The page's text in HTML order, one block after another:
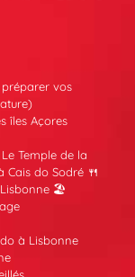
vos
îles Açores
Temple de la
Cais do Sodré 🍴
Lisbonne 🏖️
à Lisbonne